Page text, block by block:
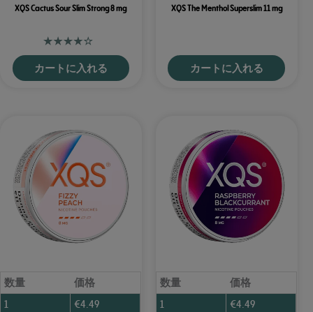
XQS Cactus Sour Slim Strong 8 mg
カートに入れる
XQS The Menthol Superslim 11 mg
カートに入れる
数量
価格
1
€4.49
数量
価格
1
€4.49